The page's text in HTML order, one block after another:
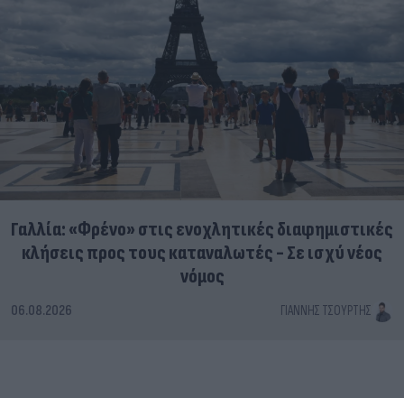
Γαλλία: «Φρένο» στις ενοχλητικές διαφημιστικές
κλήσεις προς τους καταναλωτές - Σε ισχύ νέος
νόμος
06.08.2026 ΓΙΆΝΝΗΣ ΤΣΟΎΡΤΗΣ